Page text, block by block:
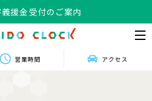
援金受付のご案内
営業時間 アクセス